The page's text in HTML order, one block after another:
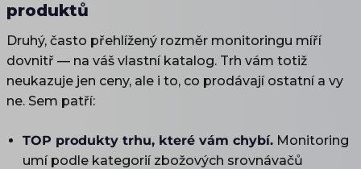
produktů
Druhý, často přehlížený rozměr monitoringu míří
dovnitř — na váš vlastní katalog. Trh vám totiž
neukazuje jen ceny, ale i to, co prodávají ostatní a vy
ne. Sem patří:
TOP produkty trhu, které vám chybí. Monitoring
umí podle kategorií zbožových srovnávačů